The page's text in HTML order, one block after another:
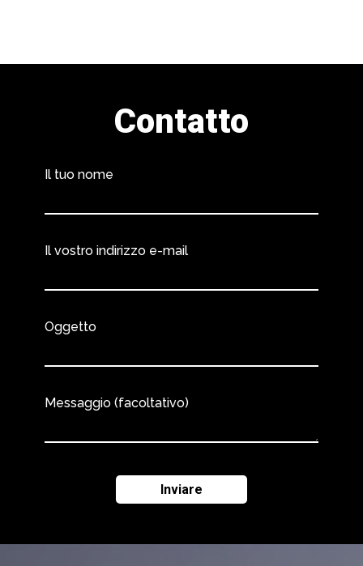
Contatto
Il tuo nome
Il vostro indirizzo e-mail
Oggetto
Messaggio (facoltativo)